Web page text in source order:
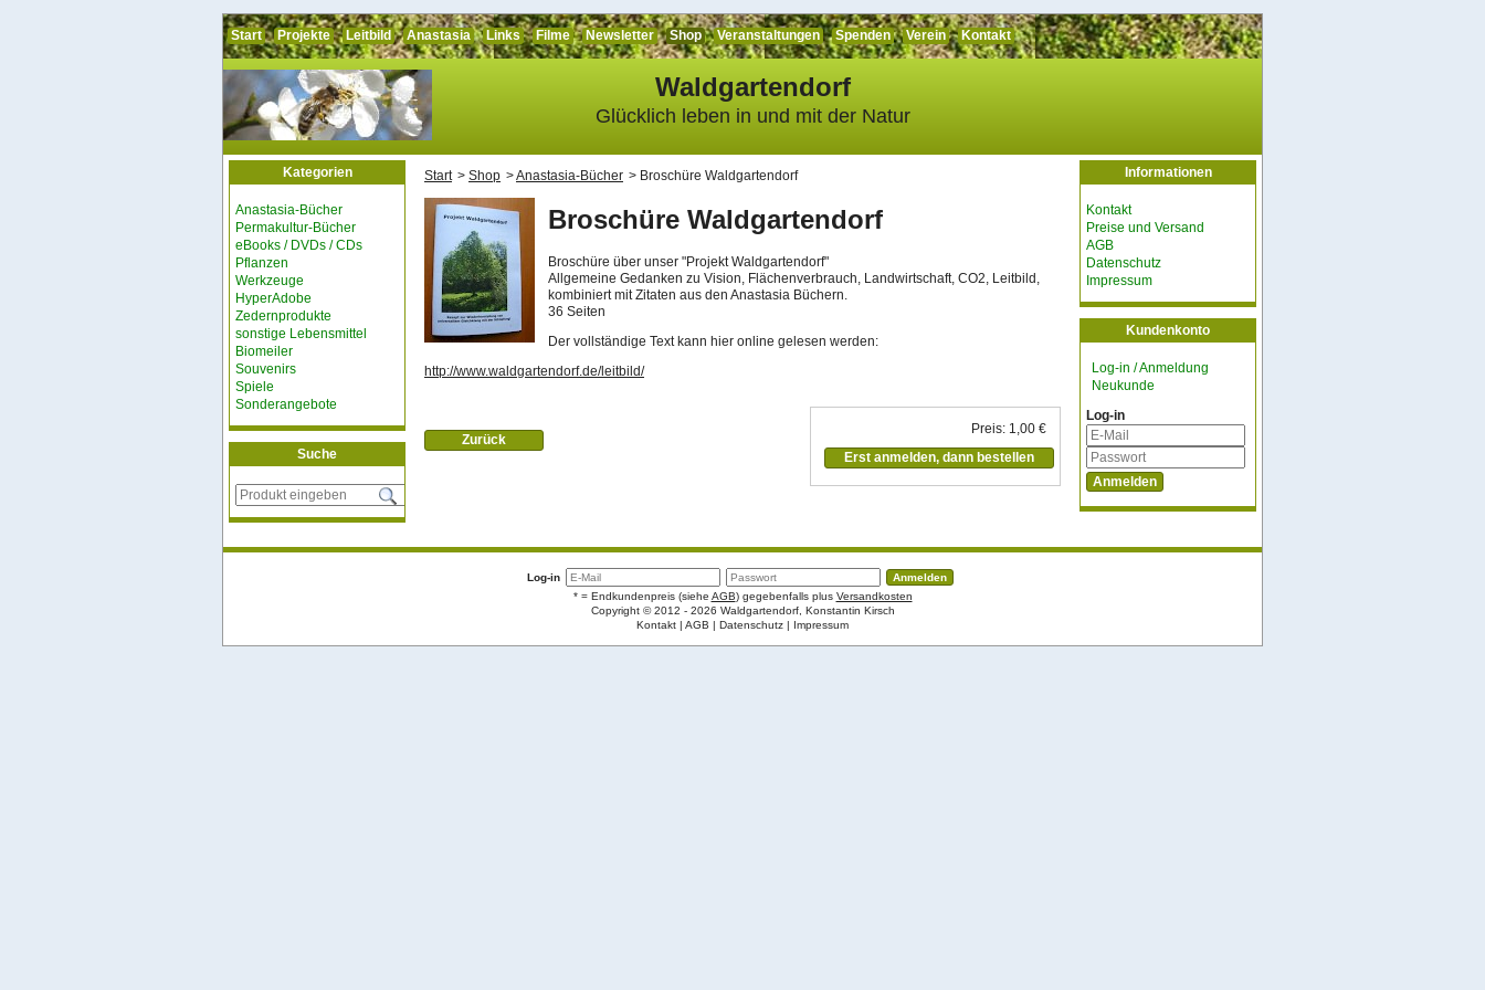
Start Projekte Leitbild Anastasia Links Filme Newsletter Shop Veranstaltungen Spenden Verein Kontakt
Waldgartendorf
Glücklich leben in und mit der Natur
Kategorien
Anastasia-Bücher
Permakultur-Bücher
eBooks / DVDs / CDs
Pflanzen
Werkzeuge
HyperAdobe
Zedernprodukte
sonstige Lebensmittel
Biomeiler
Souvenirs
Spiele
Sonderangebote
Suche
Informationen
Kontakt
Preise und Versand
AGB
Datenschutz
Impressum
Kundenkonto
Log-in / Anmeldung
Neukunde
Log-in
Start Shop Anastasia-Bücher Broschüre Waldgartendorf
Broschüre Waldgartendorf
Broschüre über unser "Projekt Waldgartendorf"
Allgemeine Gedanken zu Vision, Flächenverbrauch, Landwirtschaft, CO2, Leitbild,
kombiniert mit Zitaten aus den Anastasia Büchern.
36 Seiten
Der vollständige Text kann hier online gelesen werden:
http://www.waldgartendorf.de/leitbild/
Preis: 1,00 €
Erst anmelden, dann bestellen
Zurück
Log-in
* = Endkundenpreis (siehe AGB) gegebenfalls plus Versandkosten
Copyright © 2012 - 2026 Waldgartendorf, Konstantin Kirsch
Kontakt
AGB Datenschutz Impressum